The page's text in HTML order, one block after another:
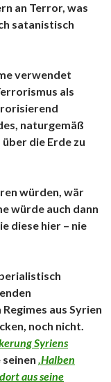
an Terror, was
satanistisch
verwendet
als
naturgemäß
die Erde zu
würden, wär
würde auch dann
diese hier – nie
aus Syrien
noch nicht.
Syriens
‚Halben
aus seine